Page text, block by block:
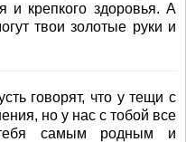
и крепкого здоровья. А
твои золотые руки и
говорят, что у тещи с
но у нас с тобой все
самым родным и